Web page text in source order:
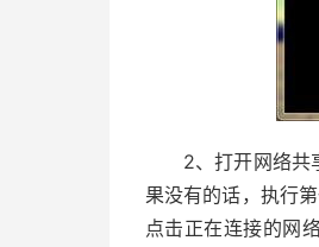
2、打开网络共享
果没有的话，执行
点击正在连接的网